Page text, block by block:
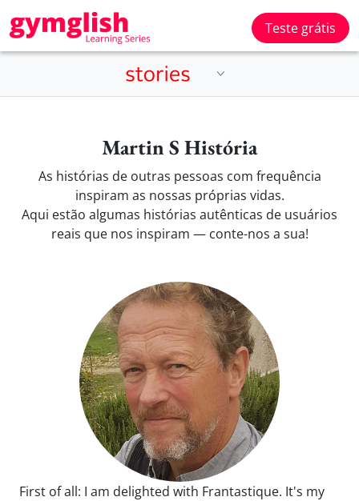
Teste grátis
Martin S História
As histórias de outras pessoas com frequência
inspiram as nossas próprias vidas.
Aqui estão algumas histórias autênticas de usuários
reais que nos inspiram — conte-nos a sua!
First of all: I am delighted with Frantastique. It's my